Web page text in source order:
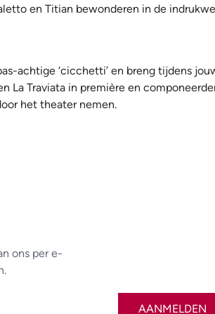
en Titian bewonderen in de
achtige ‘cicchetti’ en breng tijdens
La Traviata in première en
het theater nemen.
ons per e-
AANMELDEN